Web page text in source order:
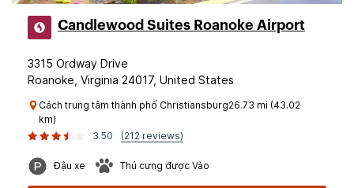
Candlewood Suites Roanoke Airport
3315 Ordway Drive
Roanoke, Virginia 24017, United States
Cách trung tâm thành phố Christiansburg26.73 mi (43.02
km)
3.50
(212 reviews)
Đậu xe Thú cưng được Vào